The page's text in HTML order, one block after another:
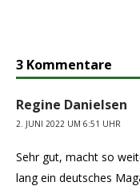
3 Kommentare
Regine Danielsen
2. JUNI 2022 UM 6:51 UHR
Sehr gut, macht so
lang ein deutsches